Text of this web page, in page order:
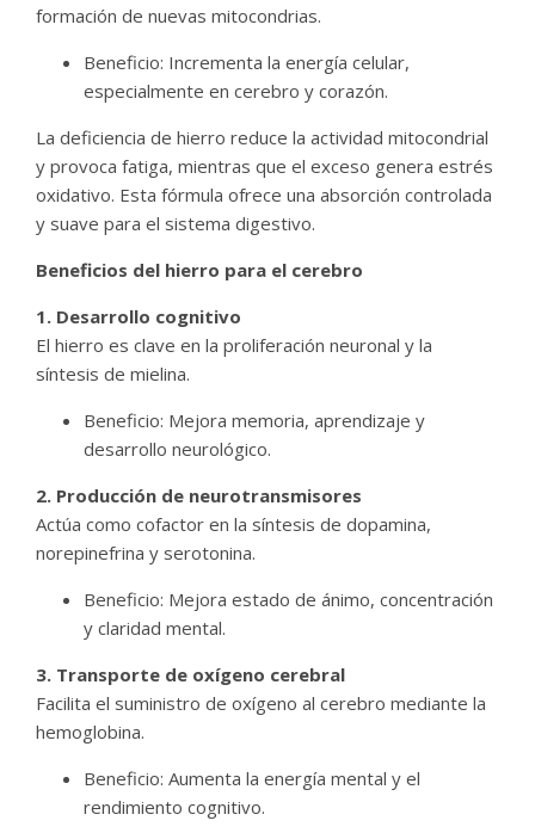
formación de nuevas mitocondrias.
Beneficio: Incrementa la energía celular,
especialmente en cerebro y corazón.
La deficiencia de hierro reduce la actividad mitocondrial
y provoca fatiga, mientras que el exceso genera estrés
oxidativo. Esta fórmula ofrece una absorción controlada
y suave para el sistema digestivo.
Beneficios del hierro para el cerebro
1. Desarrollo cognitivo
El hierro es clave en la proliferación neuronal y la
síntesis de mielina.
Beneficio: Mejora memoria, aprendizaje y
desarrollo neurológico.
2. Producción de neurotransmisores
Actúa como cofactor en la síntesis de dopamina,
norepinefrina y serotonina.
Beneficio: Mejora estado de ánimo, concentración
y claridad mental.
3. Transporte de oxígeno cerebral
Facilita el suministro de oxígeno al cerebro mediante la
hemoglobina.
Beneficio: Aumenta la energía mental y el
rendimiento cognitivo.